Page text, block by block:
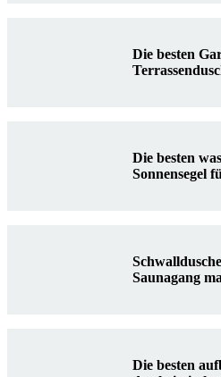
Die besten
Die besten
Sonnensegel
Saunagang
Die besten